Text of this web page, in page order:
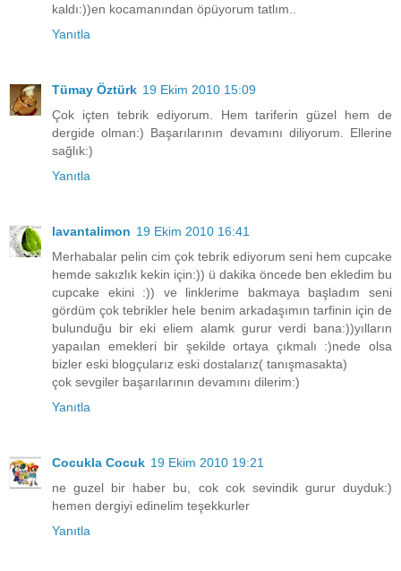
kaldı:))en kocamanından öpüyorum tatlım..
Yanıtla
Tümay Öztürk 19 Ekim 2010 15:09
Çok içten tebrik ediyorum. Hem tariferin güzel hem de
dergide olman:) Başarılarının devamını diliyorum. Ellerine
sağlık:)
Yanıtla
lavantalimon 19 Ekim 2010 16:41
Merhabalar pelin cim çok tebrik ediyorum seni hem cupcake
hemde sakızlık kekin için:)) ü dakika öncede ben ekledim bu
cupcake ekini :)) ve linklerime bakmaya başladım seni
gördüm çok tebrikler hele benim arkadaşımın tarfinin için de
bulunduğu bir eki eliem alamk gurur verdi bana:))yılların
yapaılan emekleri bir şekilde ortaya çıkmalı :)nede olsa
bizler eski blogçularız eski dostalarız( tanışmasakta)
çok sevgiler başarılarının devamını dilerim:)
Yanıtla
Cocukla Cocuk 19 Ekim 2010 19:21
ne guzel bir haber bu, cok cok sevindik gurur duyduk:)
hemen dergiyi edinelim teşekkurler
Yanıtla